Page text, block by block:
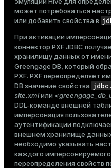
может потребоваться
или добавить свойства в
При активации
коннектор PXF JDBC
хранилищу данных от
Greengage DB, который
PXF. PXF переопределяет
DB значение свойства
site.xmlили
DDL-команде внешней
имперсонация
аутентификации
внешнем хранилище
необходимо указывать
каждого
переопределения свойств